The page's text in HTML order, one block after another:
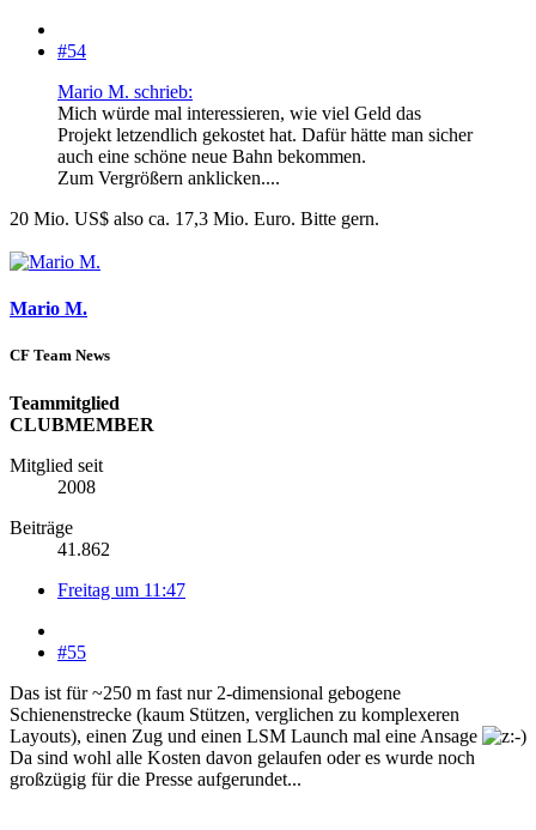
#54
Mario M. schrieb:
Mich würde mal interessieren, wie viel Geld das
Projekt letzendlich gekostet hat. Dafür hätte man sicher
auch eine schöne neue Bahn bekommen.
Zum Vergrößern anklicken....
20 Mio. US$ also ca. 17,3 Mio. Euro. Bitte gern.
Mario M.
CF Team News
Teammitglied
CLUBMEMBER
Mitglied seit
2008
Beiträge
41.862
Freitag um 11:47
#55
Das ist für ~250 m fast nur 2-dimensional gebogene
Schienenstrecke (kaum Stützen, verglichen zu komplexeren
Layouts), einen Zug und einen LSM Launch mal eine Ansage
Da sind wohl alle Kosten davon gelaufen oder es wurde noch
großzügig für die Presse aufgerundet...